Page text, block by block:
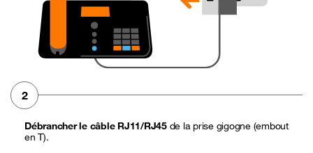
2
Débrancher le câble RJ11/RJ45de la prise gigogne (embout
en T).